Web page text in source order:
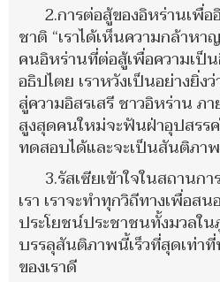
2.การต่อสู้ของอิหร่านเพื่อ
ชาติ “เราได้เห็นความกล้าห
คนอิหร่านที่ต่อสู้เพื่อความเป็
อธิปไตย เราหวังเป็นอย่างยิ่
สู่ความอิสรเสรี ชาวอิหร่าน ภ
สูงสุดคนใหม่จะฟันฝ่าอุปสรรค
ทดสอบได้และจะเป็นสันติภา
3.รัสเซียเข้าใจในสถาน
เรา เราจะทำทุกวิถีทางเพื่อส
ประโยชน์ประชาชนทั้งมวลใ
บรรลุสันติภาพนี้เร็วที่สุดเท่า
ของเราดี